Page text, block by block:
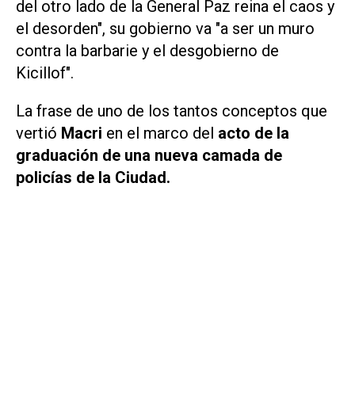
del otro lado de la General Paz reina el caos y
el desorden", su gobierno va "a ser un muro
contra la barbarie y el desgobierno de
Kicillof".
La frase de uno de los tantos conceptos que
vertió Macri en el marco del acto de la
graduación de una nueva camada de
policías de la Ciudad.